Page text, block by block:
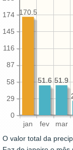
jan fev mar
0
29
58
87
116
145
174
51.9
51.6 51.9
51.6
170.5
O valor total da